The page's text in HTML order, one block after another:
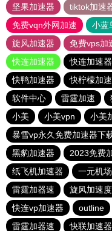
坚果加速器
tiktok加速
免费vqn外网加速
小蓝
旋风加速器
免费vps加
快连加速器
快连加速
快鸭加速器
快柠檬加
软件中心
雷霆加速
小美
小美vpn
小美
暴雪vp永久免费加速器下
黑豹加速器
2023免费
纸飞机加速器
一元机场
雷霆加器速
旋风加速
快连vp加速器
outline
雷霆加器速
快联加速器